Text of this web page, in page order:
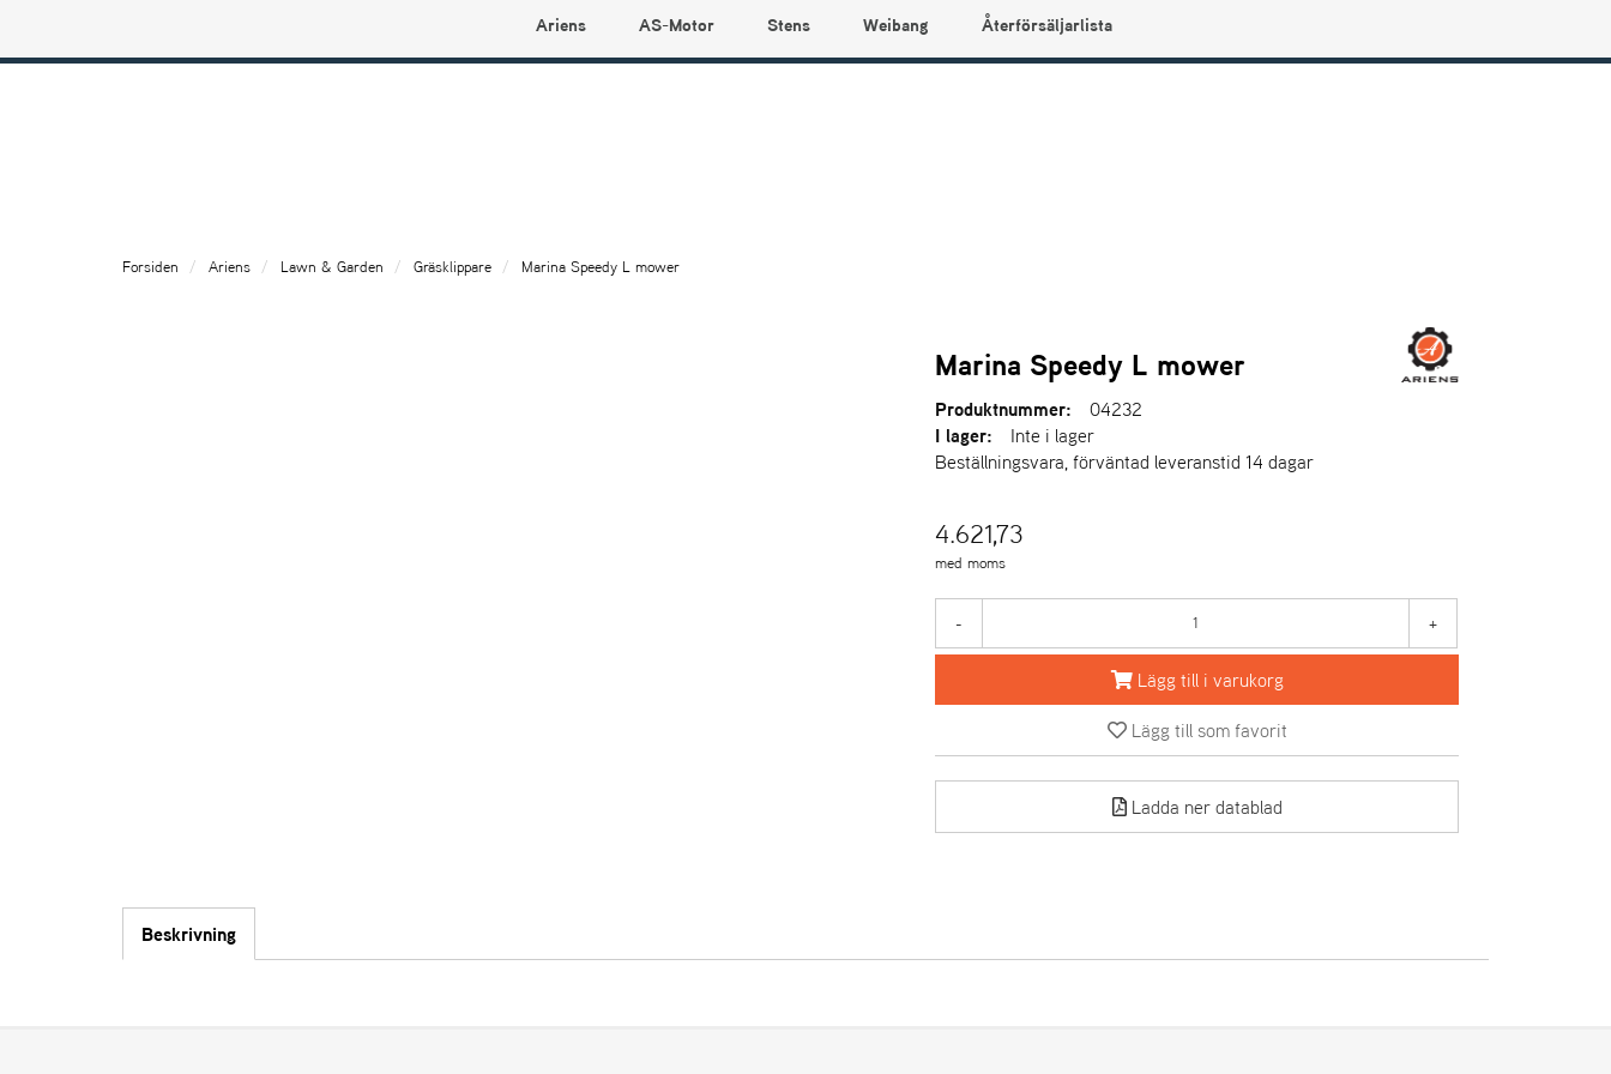
Ariens AS-Motor Stens Weibang Återförsäljarlista
Forsiden Ariens Lawn & Garden Gräsklippare Marina Speedy L mower
Marina Speedy L mower
Produktnummer:
04232
I lager:
Inte i lager
Beställningsvara, förväntad leveranstid 14 dagar
4.621,73
med moms
- +
Lägg till i varukorg
Lägg till som favorit
Ladda ner datablad
Beskrivning